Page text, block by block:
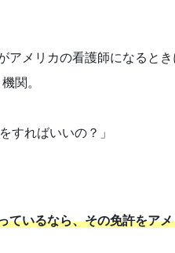
アメリカの看護師になると
関。
すればいいの？」
ているなら、その免許をア